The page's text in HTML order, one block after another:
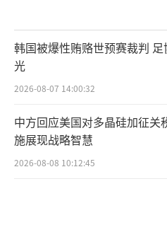
了一轮会谈。相较于俄
时间，美乌间的会谈则
道的内容时间上推算，
结束持续约5小时。
乌克兰国防部长乌
间在社交媒体上发表
韩国被爆性贿赂世预赛裁判
光
2026-08-07 14:00:32
中方回应美国对多晶硅加征关
施展现战略智慧
2026-08-08 10:12:45